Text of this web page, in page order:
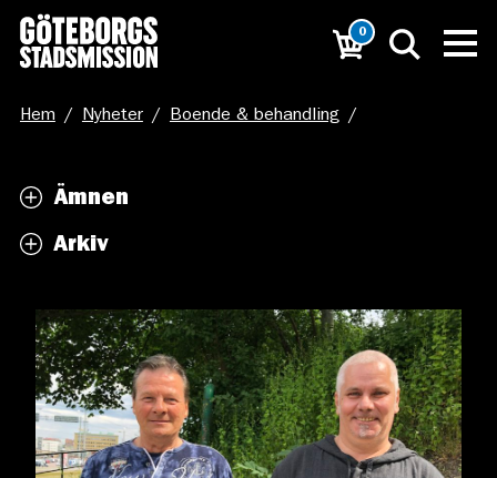
0
Hem / Nyheter / Boende & behandling /
Ämnen
Arkiv